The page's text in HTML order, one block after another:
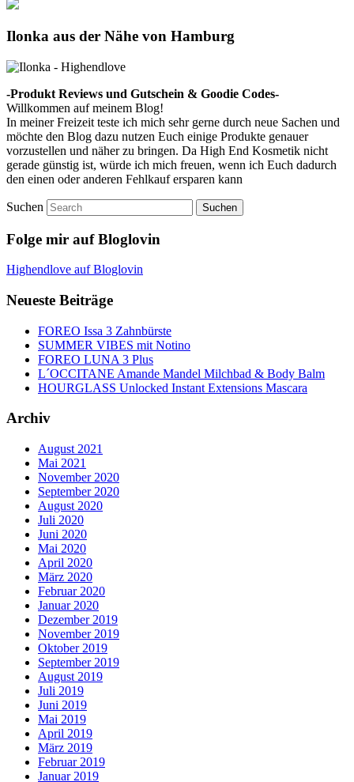
Ilonka aus der Nähe von Hamburg
-Produkt Reviews und Gutschein & Goodie Codes-
Willkommen auf meinem Blog!
In meiner Freizeit teste ich mich sehr gerne durch neue Sachen und
möchte den Blog dazu nutzen Euch einige Produkte genauer
vorzustellen und näher zu bringen. Da High End Kosmetik nicht
gerade günstig ist, würde ich mich freuen, wenn ich Euch dadurch
den einen oder anderen Fehlkauf ersparen kann
Suchen
Folge mir auf Bloglovin
Highendlove auf Bloglovin
Neueste Beiträge
FOREO Issa 3 Zahnbürste
SUMMER VIBES mit Notino
FOREO LUNA 3 Plus
L´OCCITANE Amande Mandel Milchbad & Body Balm
HOURGLASS Unlocked Instant Extensions Mascara
Archiv
August 2021
Mai 2021
November 2020
September 2020
August 2020
Juli 2020
Juni 2020
Mai 2020
April 2020
März 2020
Februar 2020
Januar 2020
Dezember 2019
November 2019
Oktober 2019
September 2019
August 2019
Juli 2019
Juni 2019
Mai 2019
April 2019
März 2019
Februar 2019
Januar 2019